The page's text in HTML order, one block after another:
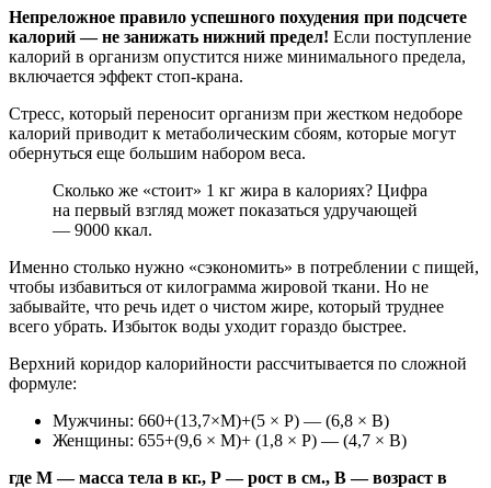
Непреложное правило успешного похудения при подсчете
калорий — не занижать нижний предел! Если поступление
калорий в организм опустится ниже минимального предела,
включается эффект стоп-крана.
Стресс, который переносит организм при жестком недоборе
калорий приводит к метаболическим сбоям, которые могут
обернуться еще большим набором веса.
Сколько же «стоит» 1 кг жира в калориях? Цифра
на первый взгляд может показаться удручающей
— 9000 ккал.
Именно столько нужно «сэкономить» в потреблении с пищей,
чтобы избавиться от килограмма жировой ткани. Но не
забывайте, что речь идет о чистом жире, который труднее
всего убрать. Избыток воды уходит гораздо быстрее.
Верхний коридор калорийности рассчитывается по сложной
формуле:
Мужчины: 660+(13,7×М)+(5 × Р) — (6,8 × В)
Женщины: 655+(9,6 × М)+ (1,8 × Р) — (4,7 × В)
где М — масса тела в кг., Р — рост в см., В — возраст в